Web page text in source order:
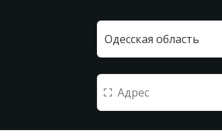
Одесская область